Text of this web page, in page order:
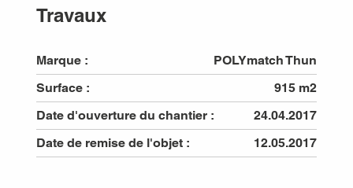
Travaux
Marque :
POLYmatch Thun
Surface :
915 m2
Date d'ouverture du chantier :
24.04.2017
Date de remise de l'objet :
12.05.2017